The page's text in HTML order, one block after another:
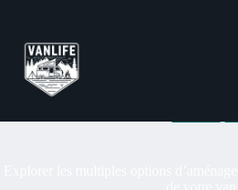
contenu